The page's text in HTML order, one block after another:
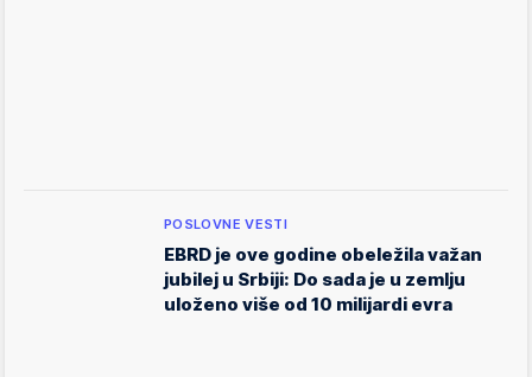
POSLOVNE VESTI
EBRD je ove godine obeležila važan
jubilej u Srbiji: Do sada je u zemlju
uloženo više od 10 milijardi evra